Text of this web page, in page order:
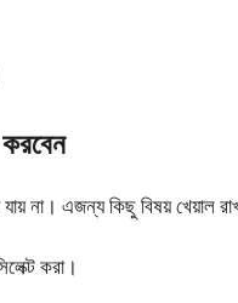
করবেন
না। এজন্য কিছু বিষয় খেয়াল
করা।